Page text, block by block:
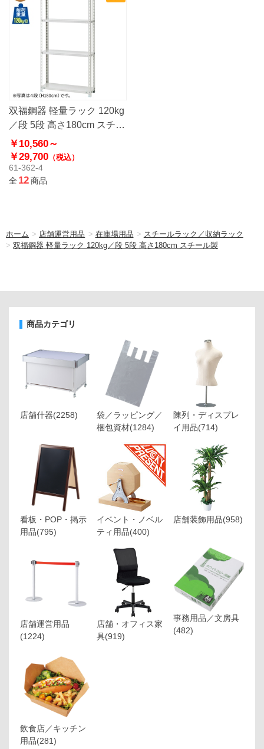
双福鋼器 軽量ラック 120kg
／段 5段 高さ180cm スチー
ル製
￥10,560～
￥29,700 （税込）
61-362-4
全12商品
ホーム > 店舗運営用品 > 在庫場用品 > スチールラック／収納ラック
> 双福鋼器 軽量ラック 120kg／段 5段 高さ180cm スチール製
商品カテゴリ
店舗什器(2258)
袋／ラッピング／
梱包資材(1284)
陳列・ディスプレ
イ用品(714)
看板・POP・掲示
用品(795)
イベント・ノベル
ティ用品(400)
店舗装飾用品(958)
店舗運営用品
(1224)
店舗・オフィス家
具(919)
事務用品／文房具
(482)
飲食店／キッチン
用品(281)